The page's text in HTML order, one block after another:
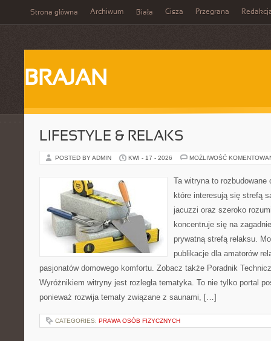
Strona główna Archiwum Biała Cisza Przegrana
BRAJAN
LIFESTYLE & RELAKS
POSTED BY ADMIN KWI - 17 - 2026 MOŻLIWOŚĆ
Ta witryna to
które interesują się strefą
jacuzzi oraz szeroko
koncentruje się na
prywatną strefą relaksu.
publikacje dla amatorów
pasjonatów domowego komfortu. Zobacz także Poradnik
Wyróżnikiem witryny jest rozległa tematyka. To nie tylko portal
ponieważ rozwija tematy związane z saunami, […]
CATEGORIES: PRAWA OSÓB FIZYCZNYCH